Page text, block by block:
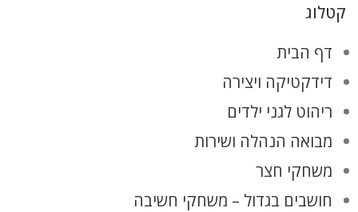
קטלוג
דף הבית
דידקטיקה ויצירה
ריהוט לגני ילדים
מבואה הנהלה ושירות
משחקי חצר
חושבים בגדול – משחקי חשיבה